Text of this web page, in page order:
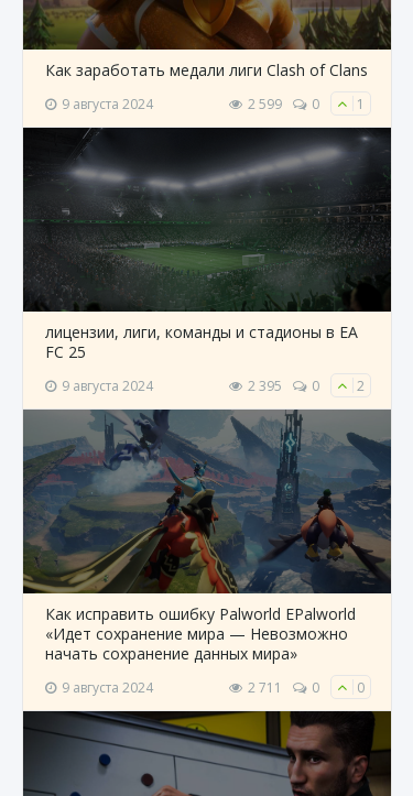
Как заработать медали лиги Clash of Clans
9 августа 2024 2 599 0 1
лицензии, лиги, команды и стадионы в EA
FC 25
9 августа 2024 2 395 0 2
Как исправить ошибку Palworld EPalworld
«Идет сохранение мира — Невозможно
начать сохранение данных мира»
9 августа 2024 2 711 0 0